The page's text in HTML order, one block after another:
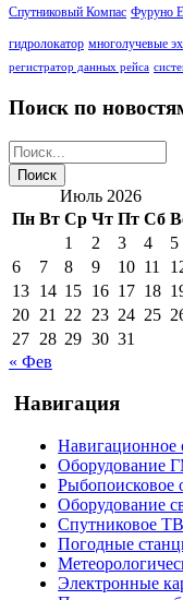
Спутниковый Компас Фуруно
гидролокатор многолучевые
регистратор данных рейса
Поиск по
Июль 2026
Пн Вт Ср Чт Пт Сб
1
2 3 4
5
6
7 8 9 10 11
13 14 15 16 17 18
20 21 22 23 24 25
27 28 29 30 31
« Фев
Навигация
Навигационное
Оборудование
Рыбопоисковое
Оборудование
Спутниковое ТВ
Погодные
Электронные